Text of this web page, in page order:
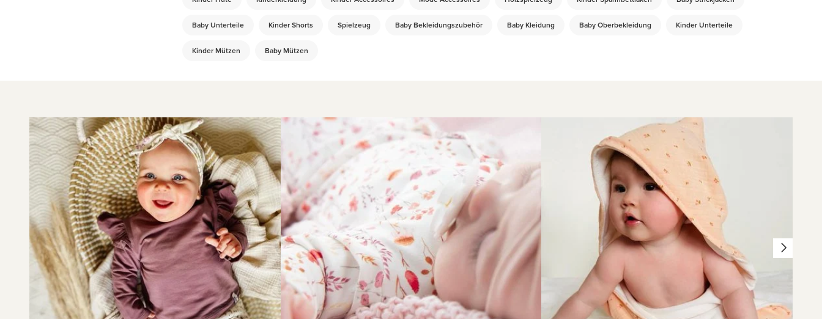
Baby Unterteile Kinder Shorts Spielzeug Baby Bekleidungszubehör Baby Kleidung Baby Oberbekleidung Kinder Unterteile
Kinder Mützen Baby Mützen